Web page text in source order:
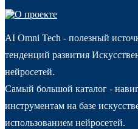
AI Omni Tech - полезный
тенденций развития
нейросетей.
Самый большой каталог -
инструментам на базе
использованием нейросетей.